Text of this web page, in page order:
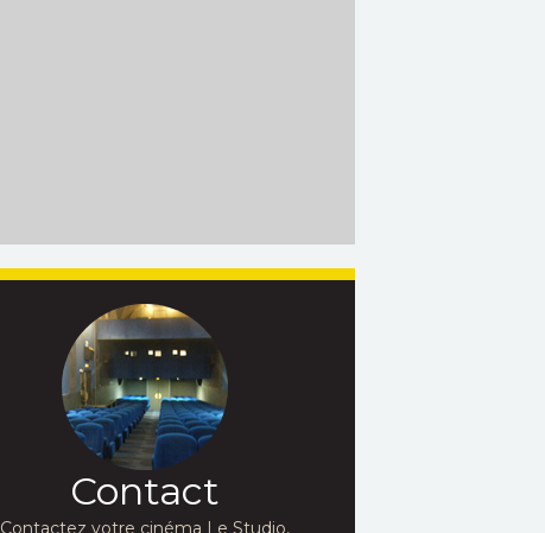
Contact
Contactez votre cinéma Le Studio,